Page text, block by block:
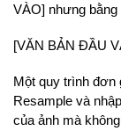
VÀO] nhưng bằng
[VĂN BẢN ĐẦU
Một quy trình đơn
Resample và
của ảnh mà